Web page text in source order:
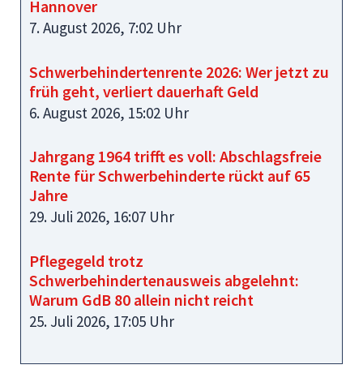
Hannover
7. August 2026, 7:02 Uhr
Schwerbehindertenrente 2026: Wer jetzt zu
früh geht, verliert dauerhaft Geld
6. August 2026, 15:02 Uhr
Jahrgang 1964 trifft es voll: Abschlagsfreie
Rente für Schwerbehinderte rückt auf 65
Jahre
29. Juli 2026, 16:07 Uhr
Pflegegeld trotz
Schwerbehindertenausweis abgelehnt:
Warum GdB 80 allein nicht reicht
25. Juli 2026, 17:05 Uhr